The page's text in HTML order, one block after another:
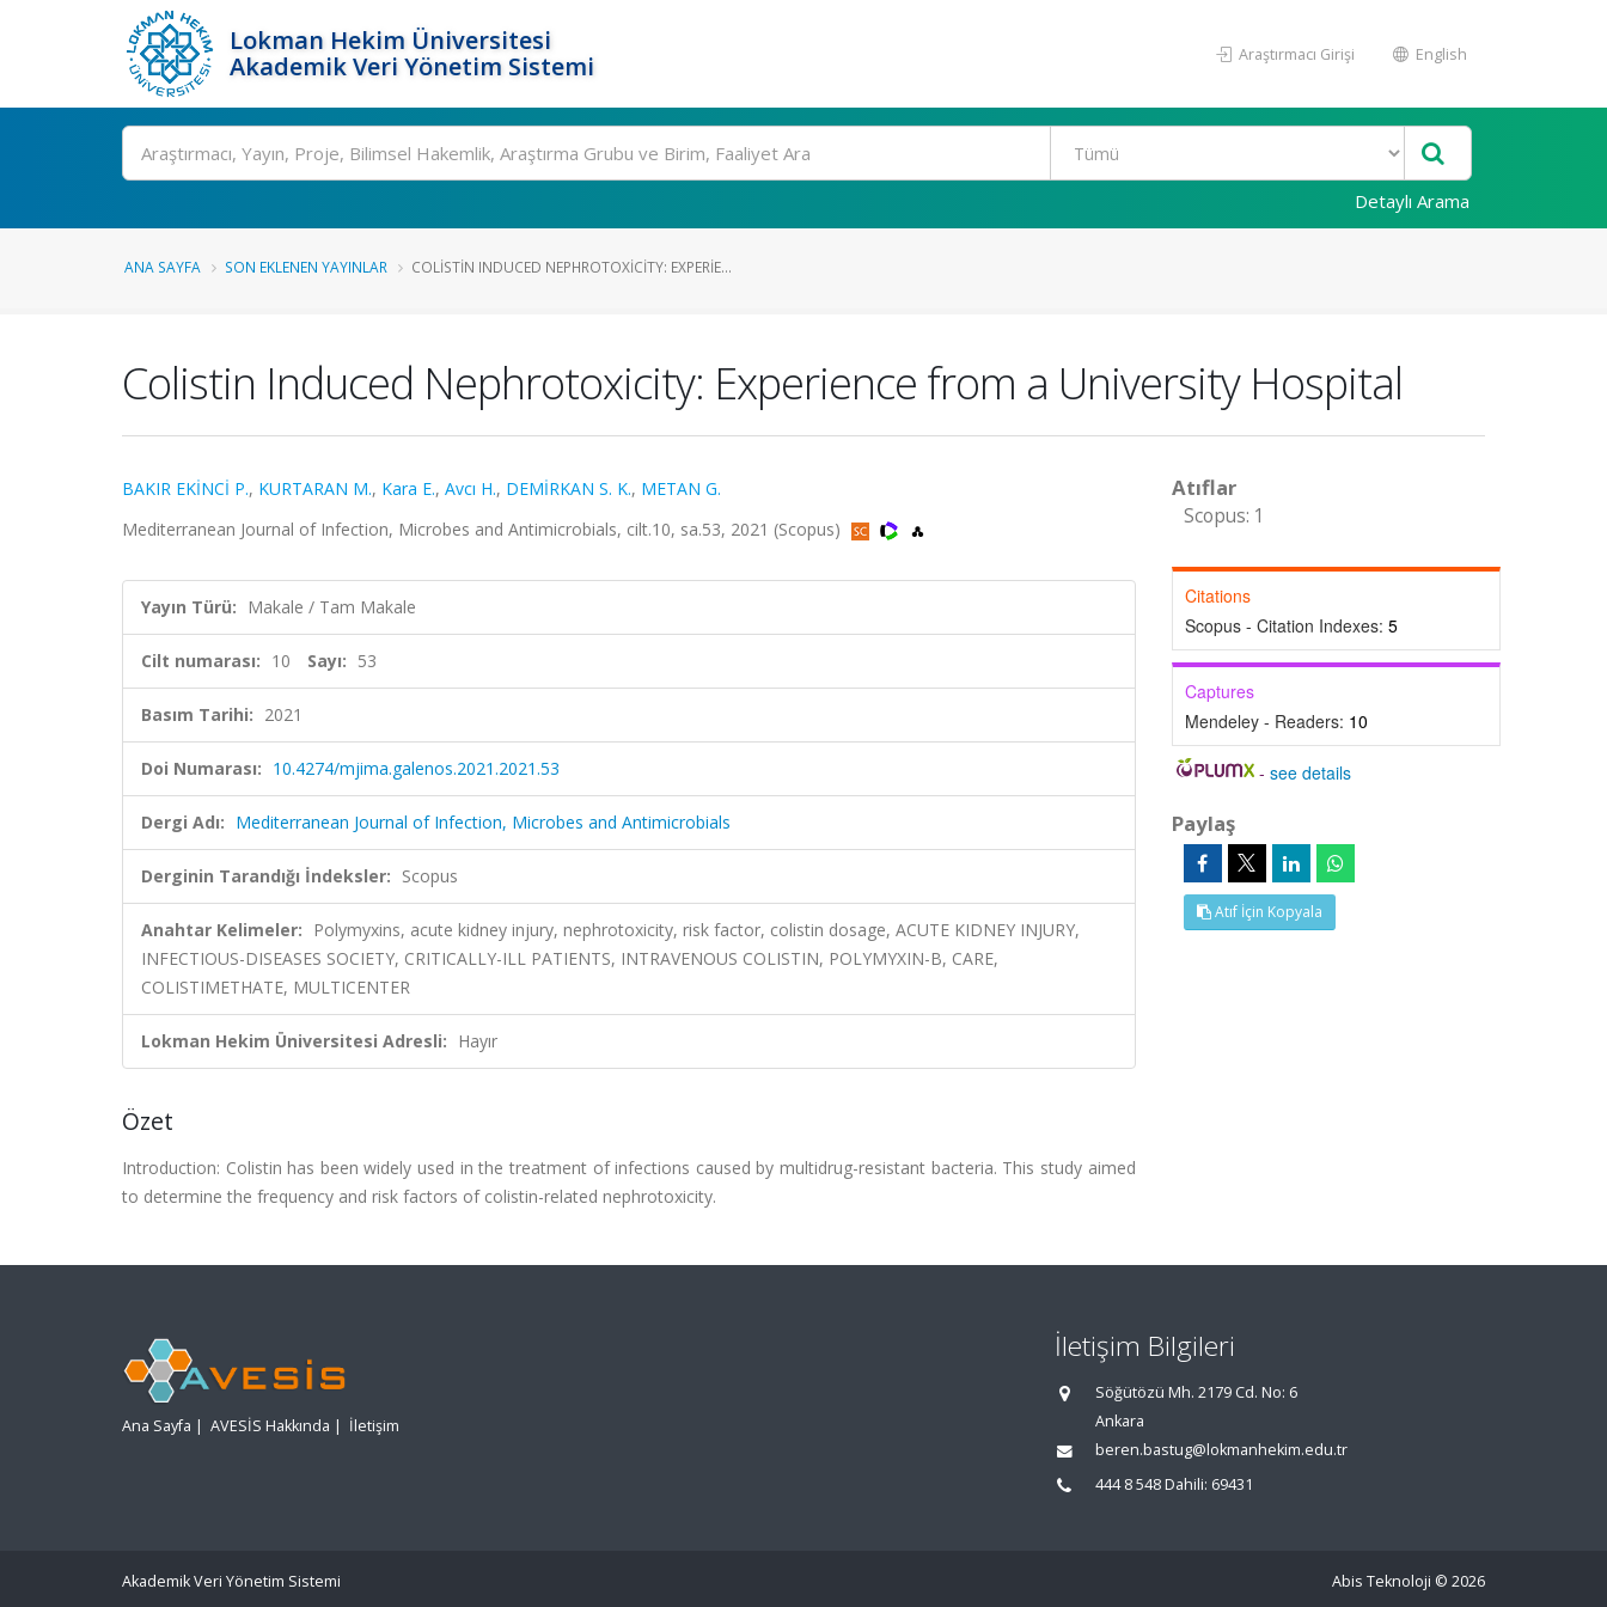
Lokman Hekim Üniversitesi
Akademik Veri Yönetim Sistemi
Araştırmacı Girişi English
Ara
Detaylı Arama
ANA SAYFA SON EKLENEN YAYINLAR COLISTIN INDUCED NEPHROTOXICITY: EXPERIE...
Colistin Induced Nephrotoxicity: Experience from a University Hospital
BAKIR EKİNCİ P., KURTARAN M., Kara E., Avcı H., DEMİRKAN S. K., METAN G.
Mediterranean Journal of Infection, Microbes and Antimicrobials, cilt.10, sa.53, 2021 (Scopus)
Yayın Türü: Makale / Tam Makale
Cilt numarası: 10 Sayı: 53
Basım Tarihi: 2021
Doi Numarası: 10.4274/mjima.galenos.2021.2021.53
Dergi Adı: Mediterranean Journal of Infection, Microbes and Antimicrobials
Derginin Tarandığı İndeksler: Scopus
Anahtar Kelimeler: Polymyxins, acute kidney injury, nephrotoxicity, risk factor, colistin dosage, ACUTE KIDNEY INJURY,
INFECTIOUS-DISEASES SOCIETY, CRITICALLY-ILL PATIENTS, INTRAVENOUS COLISTIN, POLYMYXIN-B, CARE,
COLISTIMETHATE, MULTICENTER
Lokman Hekim Üniversitesi Adresli: Hayır
Özet
Introduction: Colistin has been widely used in the treatment of infections caused by multidrug-resistant bacteria. This study aimed
to determine the frequency and risk factors of colistin-related nephrotoxicity.
Atıflar
Scopus: 1
Citations
Scopus - Citation Indexes: 5
Captures
Mendeley - Readers: 10
-see details
Paylaş
Atıf İçin Kopyala
Ana Sayfa | AVESİS Hakkında | İletişim
İletişim Bilgileri
Söğütözü Mh. 2179 Cd. No: 6
Ankara
beren.bastug@lokmanhekim.edu.tr
444 8 548 Dahili: 69431
Akademik Veri Yönetim Sistemi Abis Teknoloji © 2026